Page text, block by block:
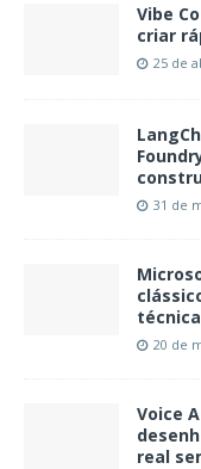
Vibe
criar
25 de
31 de
técnica
20 de
Voice
real